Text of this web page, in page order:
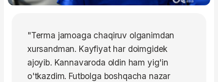
"Terma jamoaga chaqiruv olganimdan
xursandman. Kayfiyat har doimgidek
ajoyib. Kannavaroda oldin ham yig'in
o'tkazdim. Futbolga boshqacha nazar